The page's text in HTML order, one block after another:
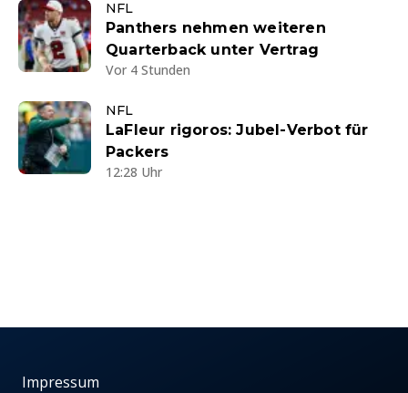
NFL
Panthers nehmen weiteren
Quarterback unter Vertrag
Vor 4 Stunden
NFL
LaFleur rigoros: Jubel-Verbot für
Packers
12:28 Uhr
Impressum